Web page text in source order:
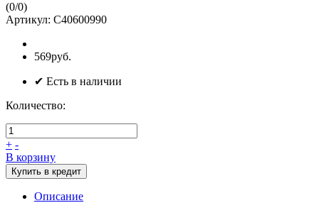
(0/0)
Артикул: C40600990
569руб.
✔ Есть в наличии
Количество:
+ -
В корзину
Купить в кредит
Описание